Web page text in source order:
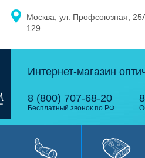
Москва, ул. Профсоюзная,
129
Интернет-магазин
8 (800) 707-68-20
Бесплатный звонок по РФ